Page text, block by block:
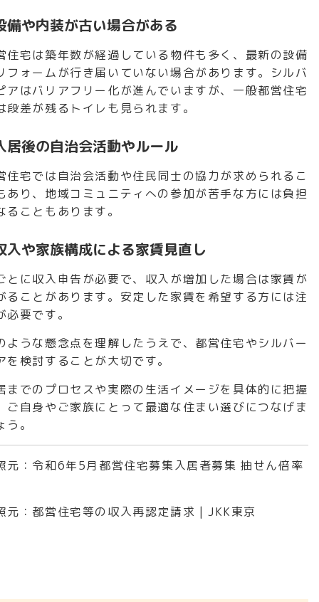
備や内装が古い場合がある
住宅は築年数が経過している物件も多く、最新の設備
フォームが行き届いていない場合があります。シルバ
アはバリアフリー化が進んでいますが、一般都営住宅
段差が残るトイレも見られます。
居後の自治会活動やルール
住宅では自治会活動や住民同士の協力が求められるこ
あり、地域コミュニティへの参加が苦手な方には負担
ることもあります。
入や家族構成による家賃見直し
とに収入申告が必要で、収入が増加した場合は家賃が
ることがあります。安定した家賃を希望する方には注
必要です。
ような懸念点を理解したうえで、都営住宅やシルバー
を検討することが大切です。
までのプロセスや実際の生活イメージを具体的に把握
ご自身やご家族にとって最適な住まい選びにつなげま
う。
元： 令和6年5月都営住宅募集入居者募集 抽せん倍率
元： 都営住宅等の収入再認定請求 | JKK東京